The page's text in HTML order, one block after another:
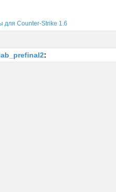
для Counter-Strike 1.6
: